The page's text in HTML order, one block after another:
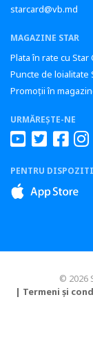
starcard@vb.md
MAGAZINE STAR
Plata în rate cu Star
Puncte de loialitate
Promoții în
URMĂREȘTE-NE
PENTRU
© 2026
| Termeni și